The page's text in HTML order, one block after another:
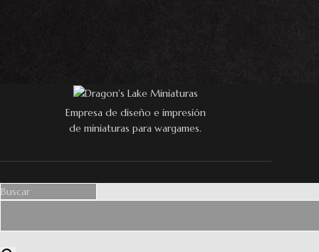
Empresa de diseño e impresión
de miniaturas para wargames.